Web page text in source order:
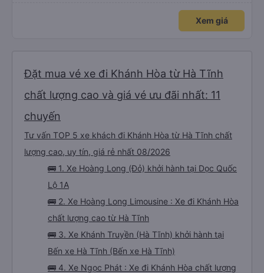
Xem giá
Đặt mua vé xe đi Khánh Hòa từ Hà Tĩnh
chất lượng cao và giá vé ưu đãi nhất: 11
chuyến
Tư vấn TOP 5 xe khách đi Khánh Hòa từ Hà Tĩnh chất
lượng cao, uy tín, giá rẻ nhất 08/2026
🚌 1. Xe Hoàng Long (Đỏ) khởi hành tại Dọc Quốc
Lộ 1A
🚌 2. Xe Hoàng Long Limousine : Xe đi Khánh Hòa
chất lượng cao từ Hà Tĩnh
🚌 3. Xe Khánh Truyền (Hà Tĩnh) khởi hành tại
Bến xe Hà Tĩnh (Bến xe Hà Tĩnh)
🚌 4. Xe Ngọc Phát : Xe đi Khánh Hòa chất lượng